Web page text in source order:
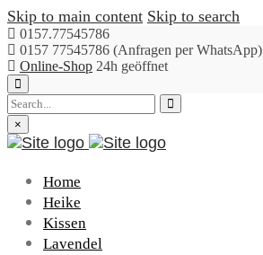
Skip to main content Skip to search
0157.77545786
0157 77545786 (Anfragen per WhatsApp)
Online-Shop 24h geöffnet
Close
top
bar
×
Home
Heike
Kissen
Lavendel